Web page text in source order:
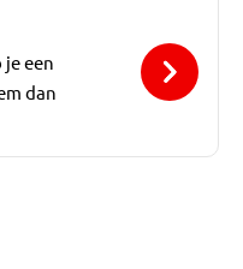
een
dan